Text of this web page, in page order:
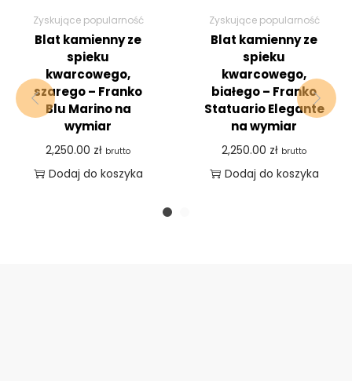
Zyskujące popularność
Blat kamienny ze
spieku
kwarcowego,
szarego – Franko
Blu Marino na
wymiar
2,250.00 zł brutto
Dodaj do koszyka
Zyskujące popularność
Blat kamienny ze
spieku
kwarcowego,
białego – Franko
Statuario Elegante
na wymiar
2,250.00 zł brutto
Dodaj do koszyka